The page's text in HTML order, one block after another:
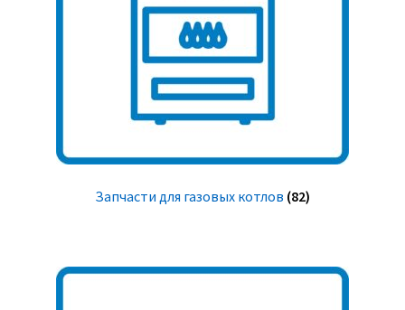
Запчасти для газовых котлов (82)